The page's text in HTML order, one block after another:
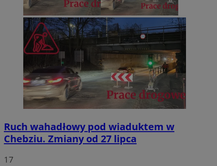
Ruch wahadłowy pod wiaduktem w
Chebziu. Zmiany od 27 lipca
17